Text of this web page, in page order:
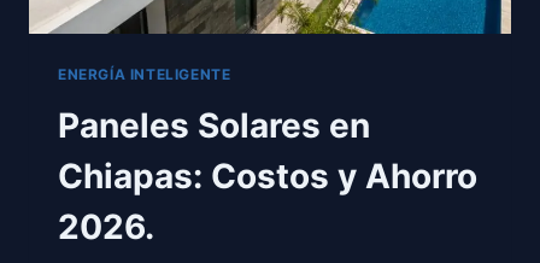
ENERGÍA INTELIGENTE
Paneles Solares en
Chiapas: Costos y Ahorro
2026.